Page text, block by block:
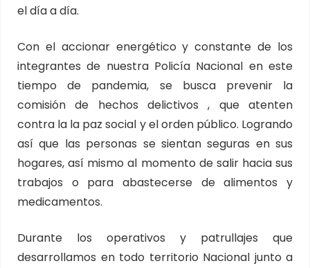
el día a día.
Con el accionar energético y constante de los
integrantes de nuestra Policía Nacional en este
tiempo de pandemia, se busca prevenir la
comisión de hechos delictivos , que atenten
contra la la paz social y el orden público. Logrando
así que las personas se sientan seguras en sus
hogares, así mismo al momento de salir hacia sus
trabajos o para abastecerse de alimentos y
medicamentos.
Durante los operativos y patrullajes que
desarrollamos en todo territorio Nacional junto a